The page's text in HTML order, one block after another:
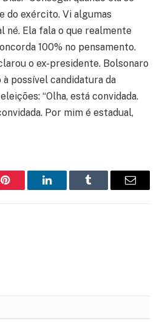
do exército. Vi algumas
né. Ela fala o que realmente
100% no pensamento.
o ex-presidente. Bolsonaro
possível candidatura da
“Olha, está convidada.
Por mim é estadual,
Pinterest LinkedInTumblr Email